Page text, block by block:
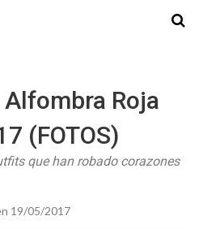
Roja
(FOTOS)
que han robado corazones
19/05/2017